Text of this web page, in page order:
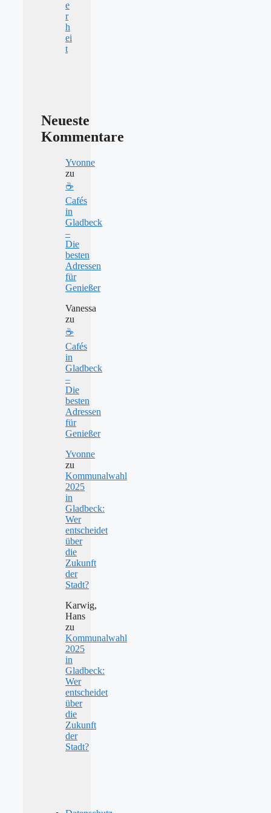
e
r
h
ei
t
Neueste
Kommentare
Yvonne
zu
☕
Cafés
in
Gladbeck
–
Die
besten
Adressen
für
Genießer
Vanessa
zu
☕
Cafés
in
Gladbeck
–
Die
besten
Adressen
für
Genießer
Yvonne
zu
Kommunalwahl
2025
in
Gladbeck:
Wer
entscheidet
über
die
Zukunft
der
Stadt?
Karwig,
Hans
zu
Kommunalwahl
2025
in
Gladbeck:
Wer
entscheidet
über
die
Zukunft
der
Stadt?